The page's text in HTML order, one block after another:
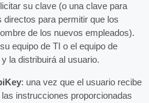
su clave (o una clave para
directos para permitir que los
de los nuevos empleados).
equipo de TI o el equipo de
la distribuirá al usuario.
: una vez que el usuario recibe
instrucciones proporcionadas